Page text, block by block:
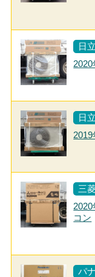
日立
日立
三
コン
パ